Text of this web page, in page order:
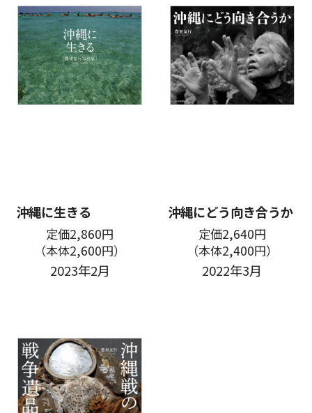
沖縄に生きる
定価2,860円
（本体2,600円）
2023年2月
沖縄にどう向き合うか
定価2,640円
（本体2,400円）
2022年3月